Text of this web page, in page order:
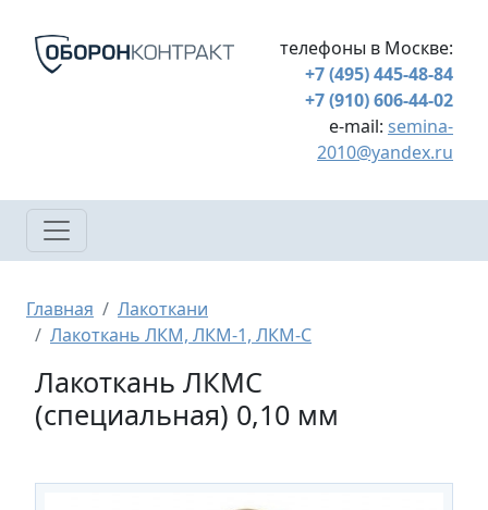
телефоны в Москве:
+7 (495) 445-48-84
+7 (910) 606-44-02
e-mail: semina-
2010@yandex.ru
Строка навигации
Главная
Лакоткани
Лакоткань ЛКМ, ЛКМ-1, ЛКМ-С
Лакоткань ЛКМС
(специальная) 0,10 мм